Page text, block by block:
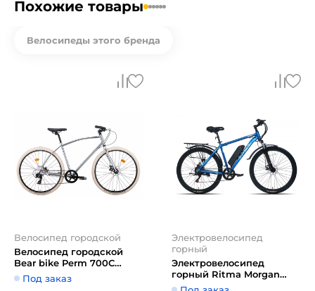
Похожие товары
Велосипеды этого бренда
Велосипед городской
Велосипед городской
Bear bike Perm 700C
1BKB1C188003 (хром)
Под заказ
Электровелосипед
горный
Электровелосипед
горный Ritma Morgan
27.5" (синий)